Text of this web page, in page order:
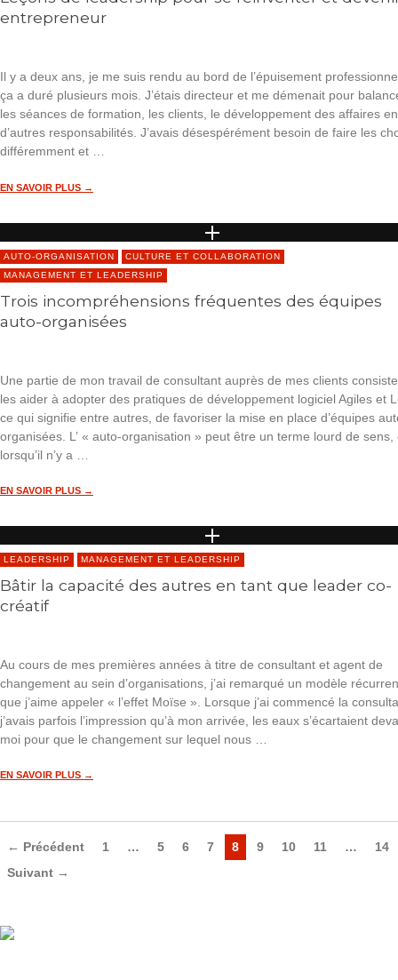
entrepreneur
Il y a deux ans, je me suis rendu au bord de l’épuisement
ça a duré plusieurs mois. J’étais directeur et me démenait pour
les séances de formation, les clients, le développement des affaires
d’autres responsabilités. J’avais désespérément besoin de faire les
différemment et …
EN SAVOIR PLUS →
AUTO-ORGANISATION
CULTURE ET COLLABORATION
MANAGEMENT ET LEADERSHIP
Trois incompréhensions fréquentes des équipes
auto-organisées
Une partie de mon travail de consultant auprès de mes clients
les aider à adopter des pratiques de développement logiciel Agiles et
ce qui signifie entre autres, de favoriser la mise en place d’équipes
organisées. L’ « auto-organisation » peut être un terme lourd de sens,
lorsqu’il n’y a …
EN SAVOIR PLUS →
LEADERSHIP MANAGEMENT ET LEADERSHIP
Bâtir la capacité des autres en tant que leader co-
créatif
Au cours de mes premières années à titre de consultant et agent de
changement au sein d’organisations, j’ai remarqué un modèle
que j’aime appeler « l’effet Moïse ». Lorsque j’ai commencé la
j’avais parfois l’impression qu’à mon arrivée, les eaux s’écartaient
moi pour que le changement sur lequel nous …
EN SAVOIR PLUS →
← Précédent 1 … 5 6 7 8 9 10 11 …
14
Suivant →